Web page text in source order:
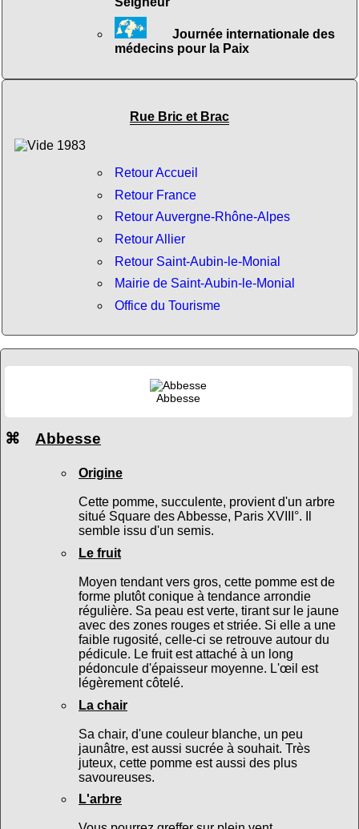
Journée internationale des
médecins pour la Paix
Rue Bric et Brac
Retour Accueil
Retour France
Retour Auvergne-Rhône-Alpes
Retour Allier
Retour Saint-Aubin-le-Monial
Mairie de Saint-Aubin-le-Monial
Office du Tourisme
Abbesse
⌘ Abbesse
Origine
Cette pomme, succulente, provient d'un arbre
situé Square des Abbesse, Paris XVIII°. Il
semble issu d'un semis.
Le fruit
Moyen tendant vers gros, cette pomme est de
forme plutôt conique à tendance arrondie
régulière. Sa peau est verte, tirant sur le jaune
avec des zones rouges et striée. Si elle a une
faible rugosité, celle-ci se retrouve autour du
pédicule. Le fruit est attaché à un long
pédoncule d'épaisseur moyenne. L'œil est
légèrement côtelé.
La chair
Sa chair, d'une couleur blanche, un peu
jaunâtre, est aussi sucrée à souhait. Très
juteux, cette pomme est aussi des plus
savoureuses.
L'arbre